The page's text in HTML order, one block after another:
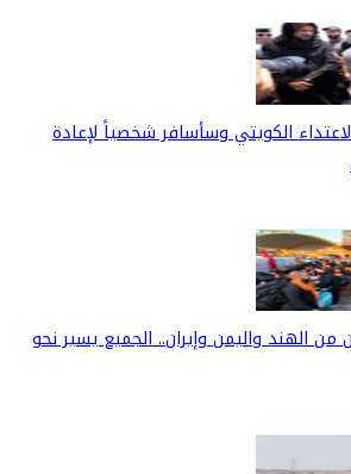
الكويتي وسأسافر شخصياً لإعادة
من الهند واليمن وإيران.. الجميع يسير نحو